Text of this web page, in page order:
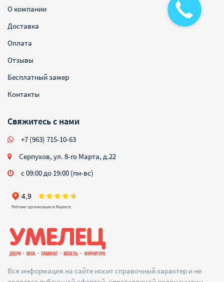
Вся информация на сайте носит справочный характер и не
О компании
Доставка
Оплата
Отзывы
Бесплатный замер
Контакты
Свяжитесь с нами
+7 (963) 715-10-63
Серпухов, ул. 8-го Марта, д.22
с 09:00 до 19:00 (пн-вс)